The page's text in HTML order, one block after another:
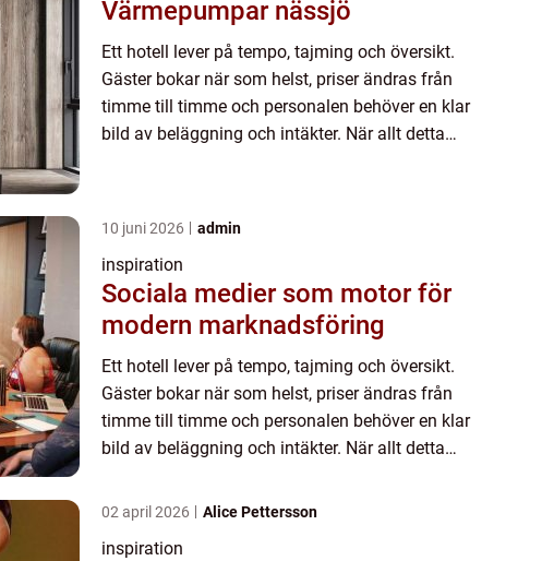
Värmepumpar nässjö
Ett hotell lever på tempo, tajming och översikt.
Gäster bokar när som helst, priser ändras från
timme till timme och personalen behöver en klar
bild av beläggning och intäkter. När allt detta
10 juni 2026 admin
inspiration
Sociala medier som motor för
modern marknadsföring
Ett hotell lever på tempo, tajming och översikt.
Gäster bokar när som helst, priser ändras från
timme till timme och personalen behöver en klar
bild av beläggning och intäkter. När allt detta
02 april 2026 Alice Pettersson
inspiration